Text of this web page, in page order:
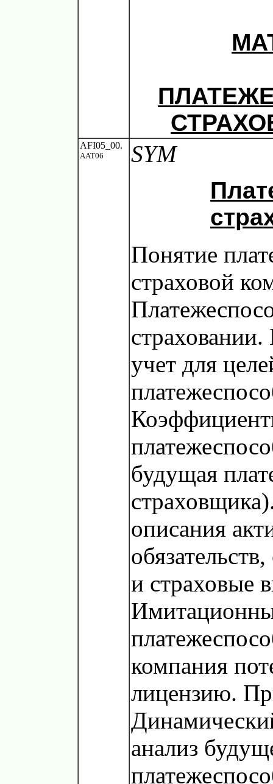
AFI05_00.
AAT06
SYM
Понятие
страховой
страховании.
учет для
будущая
описания
и страховые
компания
лицензию.
анализ